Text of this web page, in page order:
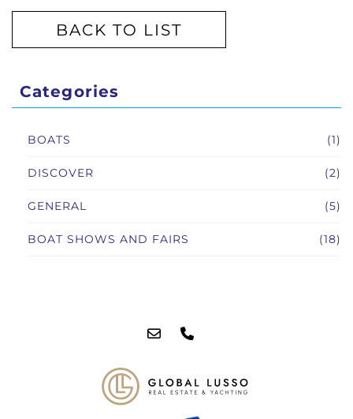
Categories
BOATS (1)
DISCOVER (2)
GENERAL (5)
BOAT SHOWS AND FAIRS (18)
BACK TO LIST